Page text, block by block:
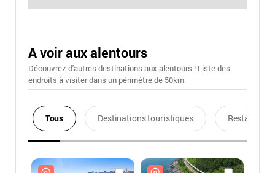
A voir aux alentours
Découvrez d'autres destinations aux alentours ! Liste des
endroits à visiter dans un périmétre de 50km.
Tous Destinations touristiques Restaurants